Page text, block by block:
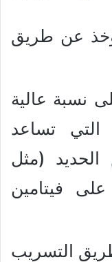
عن طريق
نسبة عالية
التي تساعد
(مثل
فيتامين
التسريب